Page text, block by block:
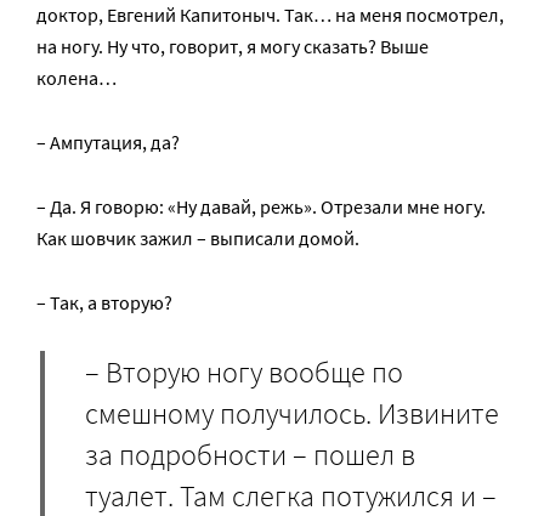
доктор, Евгений Капитоныч. Так… на меня посмотрел,
на ногу. Ну что, говорит, я могу сказать? Выше
колена…
– Ампутация, да?
– Да. Я говорю: «Ну давай, режь». Отрезали мне ногу.
Как шовчик зажил – выписали домой.
– Так, а вторую?
– Вторую ногу вообще по
смешному получилось. Извините
за подробности – пошел в
туалет. Там слегка потужился и –